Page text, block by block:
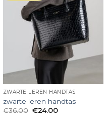
ZWARTE LEREN HANDTAS
zwarte leren handtas
€36.00 €24.00